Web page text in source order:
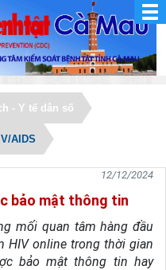
- Y tế dân số
AIDS
12/12/2024
bảo mật thông tin
mối quan tâm hàng đầu
HIV online trong thời gian
bảo mật thông tin hay